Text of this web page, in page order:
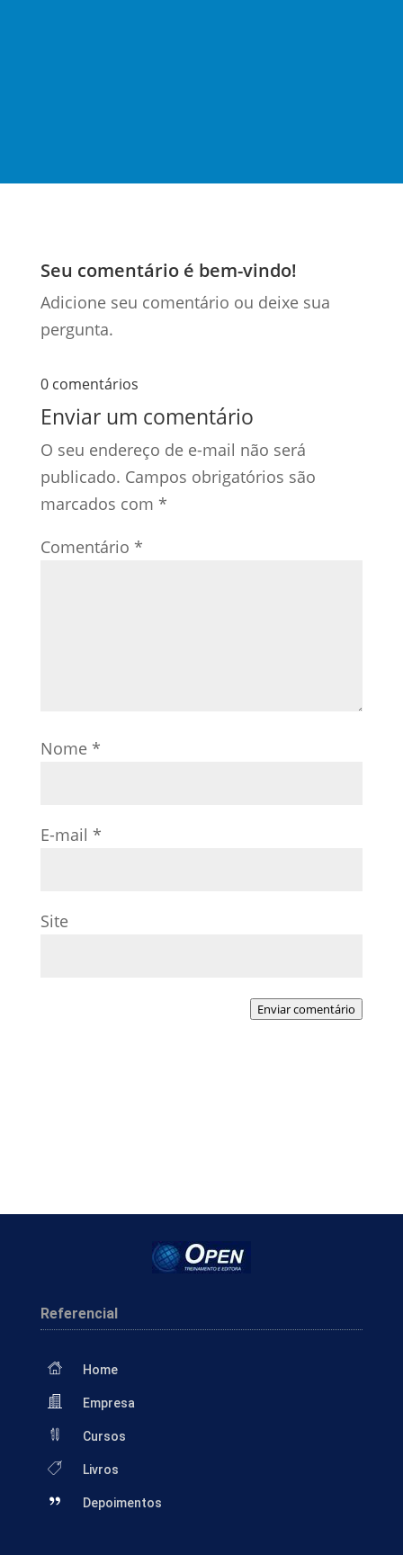
Seu comentário é bem-vindo!
Adicione seu comentário ou deixe sua
pergunta.
0 comentários
Enviar um comentário
O seu endereço de e-mail não será
publicado. Campos obrigatórios são
marcados com *
Comentário *
Nome *
E-mail *
Site
Enviar comentário
Referencial
Home
Empresa
Cursos
Livros
Depoimentos